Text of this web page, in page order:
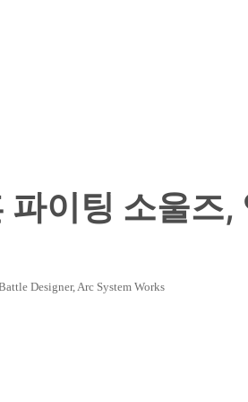
파이팅 소울즈
Designer, Arc System Works